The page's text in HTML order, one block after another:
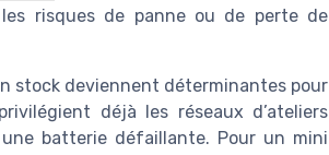
risques de panne ou de perte de
stock deviennent déterminantes pour
déjà les réseaux d’ateliers
batterie défaillante. Pour un mini